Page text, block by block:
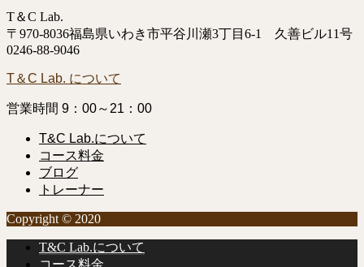
T＆C Lab.
〒970-8036福島県いわき市平谷川瀬3丁目6-1 久善ビル11号
0246-88-9046
T＆C Lab. について
営業時間 9：00～21：00
T&C Lab.について
コース料金
ブログ
トレーナー
Copyright © 2020
T&C Lab.について
コース料金